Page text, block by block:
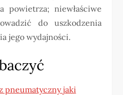
powietrza; niewłaściwe
do uszkodzenia
jego wydajności.
pneumatyczny jaki